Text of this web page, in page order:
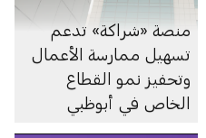
منصة «شراكة» تدعم
تسهيل ممارسة الأعمال
وتحفيز نمو القطاع
الخاص في أبوظبي